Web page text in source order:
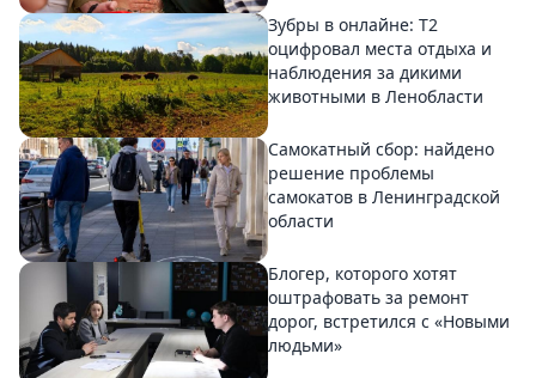
Зубры в онлайне: Т2
оцифровал места отдыха и
наблюдения за дикими
животными в Ленобласти
Самокатный сбор: найдено
решение проблемы
самокатов в Ленинградской
области
Блогер, которого хотят
оштрафовать за ремонт
дорог, встретился с «Новыми
людьми»